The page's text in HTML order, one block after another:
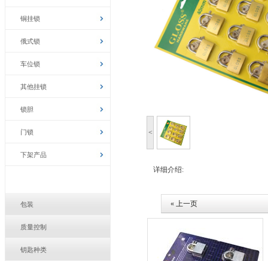
铜挂锁
俄式锁
车位锁
其他挂锁
锁胆
门锁
下架产品
包装
质量控制
钥匙种类
<
详细介绍:
« 上一页